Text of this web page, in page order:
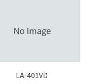
LA-401VD